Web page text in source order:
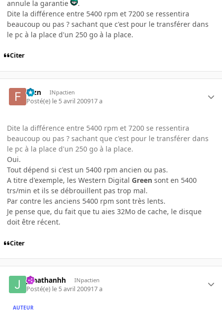
annule la garantie
.
Dite la différence entre 5400 rpm et 7200 se ressentira
beaucoup ou pas ? sachant que c'est pour le transférer dans
le pc à la place d'un 250 go à la place.
Citer
fbzn INpactien
Posté(e) le 5 avril 200917 a
Dite la différence entre 5400 rpm et 7200 se ressentira
beaucoup ou pas ? sachant que c'est pour le transférer dans
le pc à la place d'un 250 go à la place.
Oui.
Tout dépend si c'est un 5400 rpm ancien ou pas.
A titre d'exemple, les Western Digital Green sont en 5400
trs/min et ils se débrouillent pas trop mal.
Par contre les anciens 5400 rpm sont très lents.
Je pense que, du fait que tu aies 32Mo de cache, le disque
doit être récent.
Citer
jonathanhh INpactien
Posté(e) le 5 avril 200917 a
AUTEUR